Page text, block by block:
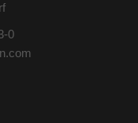
0